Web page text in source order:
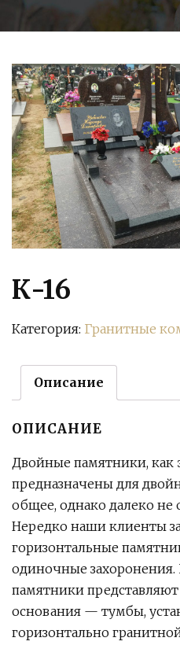
К-16
Категория: Гранитные
Описание
ОПИСАНИЕ
Двойные памятники, как
предназначены для
общее, однако далеко не
Нередко наши клиенты
горизонтальные
одиночные захоронения.
памятники
основания — тумбы,
горизонтально